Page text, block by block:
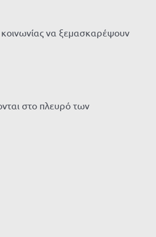
κοινωνίας να ξεμασκαρέψουν
στο πλευρό των